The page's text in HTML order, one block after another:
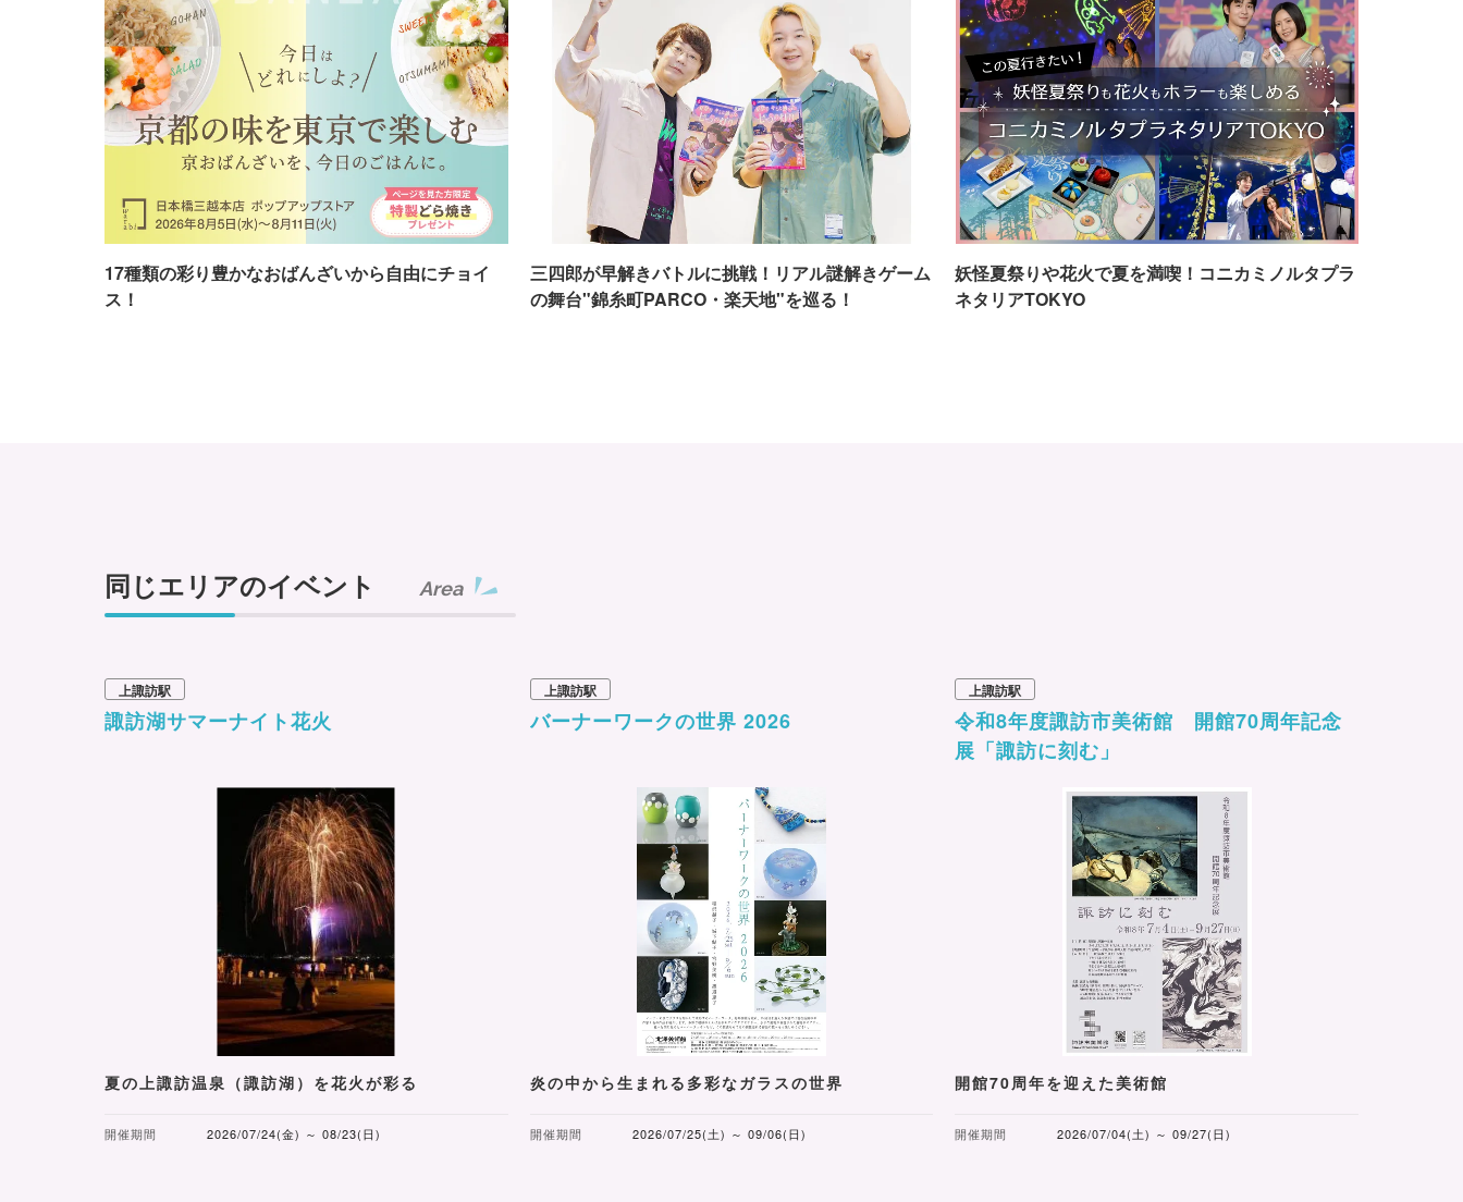
17種類の彩り豊かなおばんざいから自由にチョイ
ス！
三四郎が早解きバトルに挑戦！リアル謎解きゲーム
の舞台"錦糸町PARCO・楽天地"を巡る！
妖怪夏祭りや花火で夏を満喫！コニカミノルタプラ
ネタリアTOKYO
同じエリアのイベント Area
上諏訪駅
諏訪湖サマーナイト花火
夏の上諏訪温泉（諏訪湖）を花火が彩る
開催期間 2026/07/24(金) ～ 08/23(日)
上諏訪駅
バーナーワークの世界 2026
炎の中から生まれる多彩なガラスの世界
開催期間 2026/07/25(土) ～ 09/06(日)
上諏訪駅
令和8年度諏訪市美術館 開館70周年記念
展「諏訪に刻む」
開館70周年を迎えた美術館
開催期間 2026/07/04(土) ～ 09/27(日)